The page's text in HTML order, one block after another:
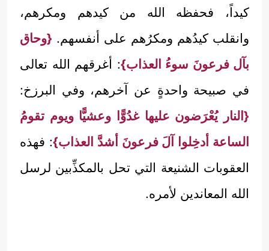
كيداً، فحفظه الله من كيدهم ومكرهم،
وانقلب كيدُهم ومكرُهم على أنفسهم. {وحاق
بآل فرعونَ سوءُ العذاب}: أغرقهم الله تعالى
في صبيحة واحدةٍ عن آخرهم، وفي البرزخ:
{النار يُعْرَضون عليها غدُوًّا وعشيًّا ويوم تقومُ
الساعة أدخِلوا آلَ فرعونَ أشدَّ العذاب}: فهذه
العقوبات الشنيعة التي تحل بالمكذِّبين لرسل
الله المعاندين لأمره.